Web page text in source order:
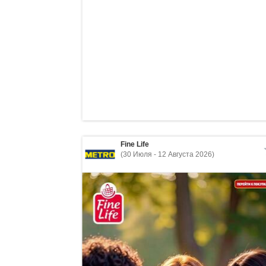
Fine Life
(30 Июля - 12 Августа 2026)